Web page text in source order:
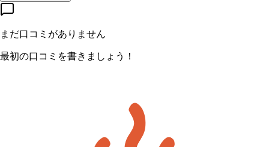
まだ口コミがありません
最初の口コミを書きましょう！